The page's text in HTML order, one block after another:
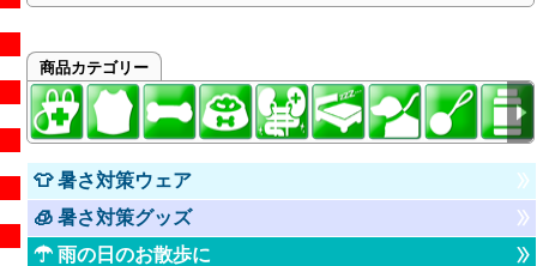
商品カテゴリー
👕 暑さ対策ウェア
🧊 暑さ対策グッズ
☂ 雨の日のお散歩に